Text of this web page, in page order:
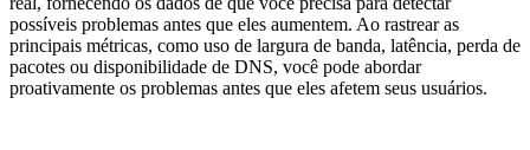
possíveis problemas antes que eles aumentem. Ao rastrear as
principais métricas, como uso de largura de banda, latência, perda de
pacotes ou disponibilidade de DNS, você pode abordar
proativamente os problemas antes que eles afetem seus usuários.